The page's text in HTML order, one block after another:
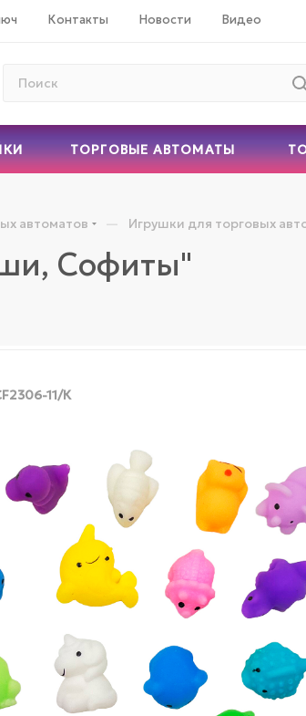
Контакты Новости Видео
ТОРГОВЫЕ АВТОМАТЫ
автоматов — Игрушки для торговых
Софиты"
11/К